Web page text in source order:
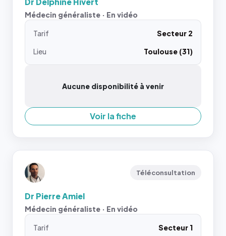
Médecin généraliste · En vidéo
Tarif
Secteur 2
Lieu
Toulouse (31)
Aucune disponibilité à venir
Voir la fiche
Téléconsultation
Dr Pierre Amiel
Médecin généraliste · En vidéo
Tarif
Secteur 1